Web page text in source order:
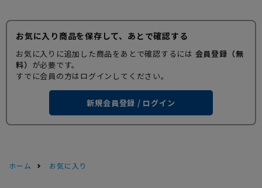
お気に入り商品を保存して、あとで確認する
お気に入りに追加した商品をあとで確認するには 会員登録（無
料） が必要です。
すでに会員の方はログインしてください。
新規会員登録 / ログイン
ホーム お気に入り